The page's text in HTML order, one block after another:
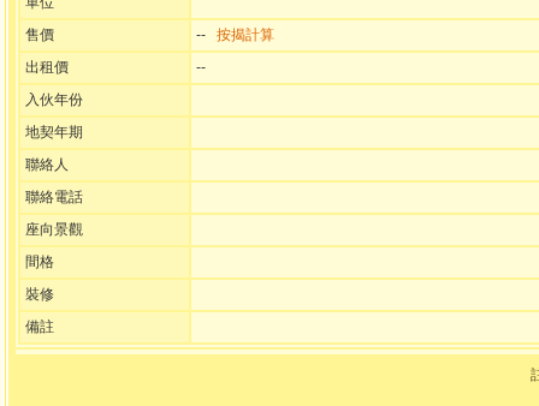
售價
-- 按揭計算
出租價
--
入伙年份
地契年期
聯絡人
聯絡電話
座向景觀
間格
裝修
備註